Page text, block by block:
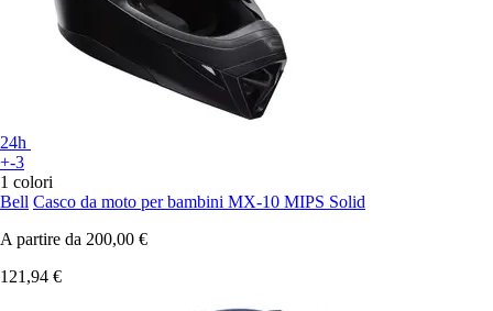
24h
+-3
1 colori
Bell Casco da moto per bambini MX-10 MIPS Solid
A partire da 200,00 €
121,94 €